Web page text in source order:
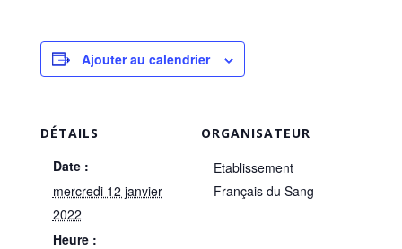
Ajouter au calendrier
DÉTAILS
Date :
mercredi 12 janvier
2022
Heure :
ORGANISATEUR
Etablissement
Français du Sang